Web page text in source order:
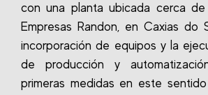
con una planta ubicada cerca
Empresas Randon, en Caxias do
incorporación de equipos y la
de producción y
primeras medidas en este